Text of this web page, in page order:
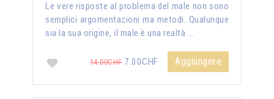
Le vere risposte al problema del male non sono
semplici argomentazioni ma metodi. Qualunque
sia la sua origine, il male è una realtà …
14.00CHF7.00CHF Aggiungere